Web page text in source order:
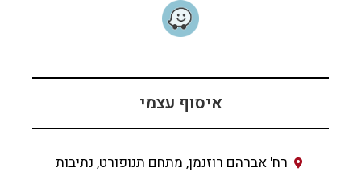
איסוף עצמי
רח' אברהם רוזנמן, מתחם תנופורט, נתיבות